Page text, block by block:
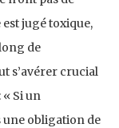
jugé toxique,
de
s’avérer crucial
Si un
une obligation de